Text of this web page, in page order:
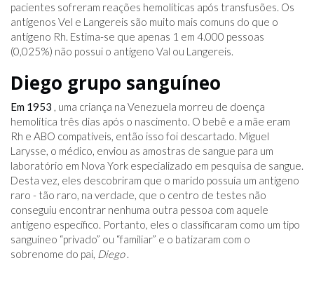
pacientes sofreram reações hemolíticas após transfusões. Os
antígenos Vel e Langereis são muito mais comuns do que o
antígeno Rh. Estima-se que apenas 1 em 4.000 pessoas
(0,025%) não possui o antígeno Val ou Langereis.
Diego grupo sanguíneo
Em 1953 , uma criança na Venezuela morreu de doença
hemolítica três dias após o nascimento. O bebê e a mãe eram
Rh e ABO compatíveis, então isso foi descartado. Miguel
Larysse, o médico, enviou as amostras de sangue para um
laboratório em Nova York especializado em pesquisa de sangue.
Desta vez, eles descobriram que o marido possuía um antígeno
raro - tão raro, na verdade, que o centro de testes não
conseguiu encontrar nenhuma outra pessoa com aquele
antígeno específico. Portanto, eles o classificaram como um tipo
sanguíneo “privado” ou “familiar” e o batizaram com o
sobrenome do pai, Diego.